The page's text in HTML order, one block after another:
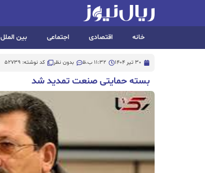
خانه اقتصادی اجتماعی بین الملل
30 تیر 1404 11:32 ب.ظ بدون نظر کد نوشته: 52739
بسته حمایتی صنعت تمدید شد